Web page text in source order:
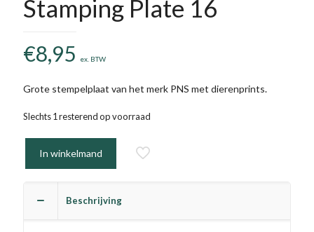
Stamping Plate 16
€8,95 ex. BTW
Grote stempelplaat van het merk PNS met dierenprints.
Slechts 1 resterend op voorraad
In winkelmand
Beschrijving